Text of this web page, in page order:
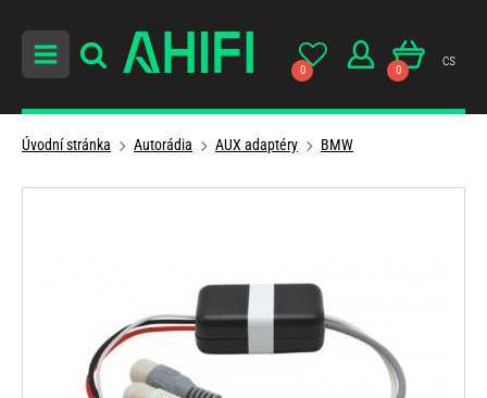
0 0
cs
Úvodní stránka Autorádia AUX adaptéry BMW